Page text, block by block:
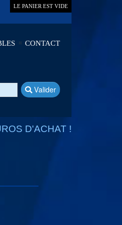
LE PANIER EST VIDE
CONTACT
Valider
D'ACHAT !